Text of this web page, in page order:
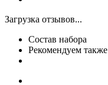
Загрузка отзывов...
Состав набора
Рекомендуем также